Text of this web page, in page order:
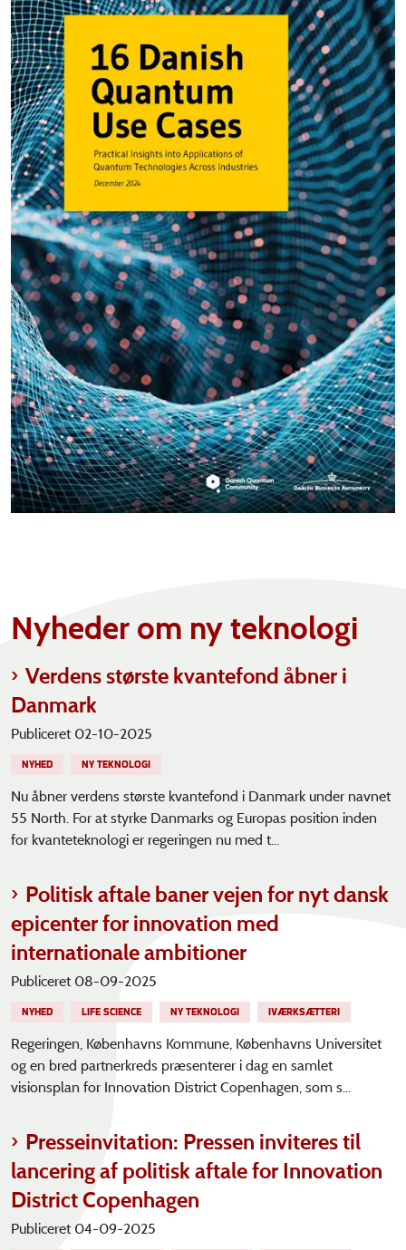
Nyheder om ny teknologi
Verdens største kvantefond åbner i
Danmark
Publiceret 02-10-2025
NYHED NY TEKNOLOGI
Nu åbner verdens største kvantefond i Danmark under navnet
55 North. For at styrke Danmarks og Europas position inden
for kvanteteknologi er regeringen nu med t...
Politisk aftale baner vejen for nyt dansk
epicenter for innovation med
internationale ambitioner
Publiceret 08-09-2025
NYHED LIFE SCIENCE NY TEKNOLOGI IVÆRKSÆTTERI
Regeringen, Københavns Kommune, Københavns Universitet
og en bred partnerkreds præsenterer i dag en samlet
visionsplan for Innovation District Copenhagen, som s...
Presseinvitation: Pressen inviteres til
lancering af politisk aftale for Innovation
District Copenhagen
Publiceret 04-09-2025